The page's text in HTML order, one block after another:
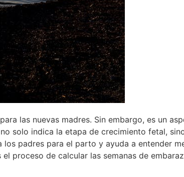
las nuevas madres. Sin embargo, es un
solo indica la etapa de crecimiento fetal,
padres para el parto y ayuda a entender
proceso de calcular las semanas de